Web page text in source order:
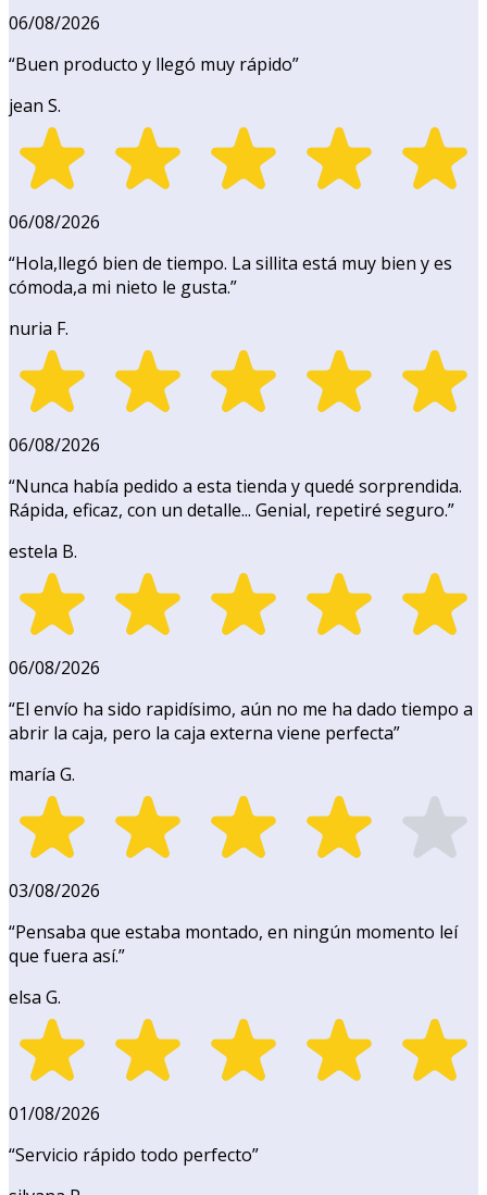
06/08/2026
“Buen producto y llegó muy rápido”
jean S.
06/08/2026
“Hola,llegó bien de tiempo. La sillita está muy bien y es
cómoda,a mi nieto le gusta.”
nuria F.
06/08/2026
“Nunca había pedido a esta tienda y quedé sorprendida.
Rápida, eficaz, con un detalle... Genial, repetiré seguro.”
estela B.
06/08/2026
“El envío ha sido rapidísimo, aún no me ha dado tiempo a
abrir la caja, pero la caja externa viene perfecta”
maría G.
03/08/2026
“Pensaba que estaba montado, en ningún momento leí
que fuera así.”
elsa G.
01/08/2026
“Servicio rápido todo perfecto”